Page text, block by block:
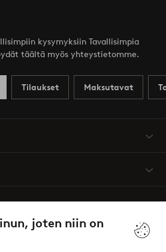
joten niin on
kysymyksiin Tavallisimpia
täältä myös yhteystietomme.
Tilaukset Maksutavat